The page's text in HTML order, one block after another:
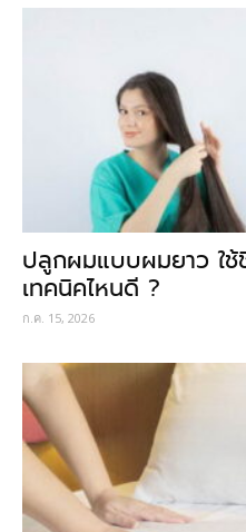
ปลูกผมแบบผมยาว ใช้
เทคนิคไหนดี ?
ก.ค. 15, 2026